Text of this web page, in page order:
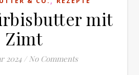
mit
Zimt
2024 / No Comments